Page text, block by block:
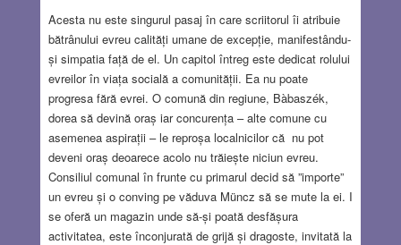
Acesta nu este singurul pasaj în care scriitorul îi atribuie
bătrânului evreu calități umane de excepție, manifestându-
și simpatia față de el. Un capitol întreg este dedicat rolului
evreilor în viața socială a comunității. Ea nu poate
progresa fără evrei. O comună din regiune, Bàbaszék,
dorea să devină oraș iar concurența – alte comune cu
asemenea aspirații – le reproșa localnicilor că nu pot
deveni oraș deoarece acolo nu trăiește niciun evreu.
Consiliul comunal în frunte cu primarul decid să ”importe”
un evreu și o conving pe văduva Müncz să se mute la ei. I
se oferă un magazin unde să-și poată desfășura
activitatea, este înconjurată de grijă și dragoste, invitată la